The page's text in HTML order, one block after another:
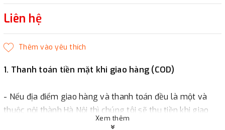
Liên hệ
1. Thanh toán tiền mặt khi giao hàng (COD)
- Nếu địa điểm giao hàng và thanh toán đều là một và
thuộc nội thành Hà Nội thì chúng tôi sẽ thu tiền khi giao
hàng hoặc khách hàng đặt tiền trước một phần giá trị đơn
Xem thêm